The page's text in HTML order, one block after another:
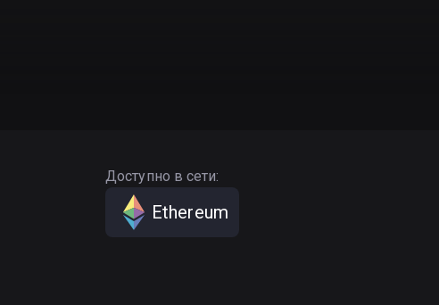
Доступно в сети:
Ethereum